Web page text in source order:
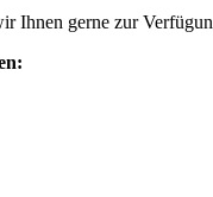
Ihnen gerne zur